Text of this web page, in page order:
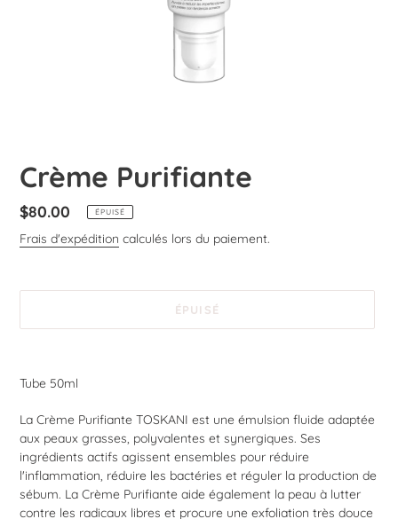
Crème Purifiante
Prix
normal
$80.00 ÉPUISÉ
Frais d'expédition calculés lors du paiement.
ÉPUISÉ
produit
votre
panier
Tube 50ml
La Crème Purifiante TOSKANI est une émulsion fluide adaptée
aux peaux grasses, polyvalentes et synergiques. Ses
ingrédients actifs agissent ensembles pour réduire
l'inflammation, réduire les bactéries et réguler la production de
sébum. La Crème Purifiante aide également la peau à lutter
contre les radicaux libres et procure une exfoliation très douce